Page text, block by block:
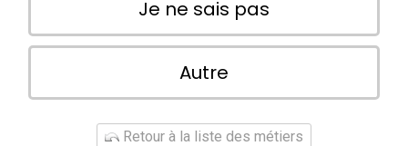
Je ne sais pas
Autre
Retour à la liste des métiers